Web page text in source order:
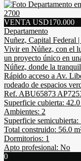
VENTA USD170.000
Departamento
Nuñez, Capital Federal
Vivir en Núñez, con el
un proyecto único en
Núñez, donde la
Rápido acceso a Av.
rodeado de espacios
Ref. ABU65873
Superficie cubierta: 42.0
Ambientes: 2
Superficie semicubierta:
Total construido: 56.0
Dormitorios: 1
Apto profesional: No
0